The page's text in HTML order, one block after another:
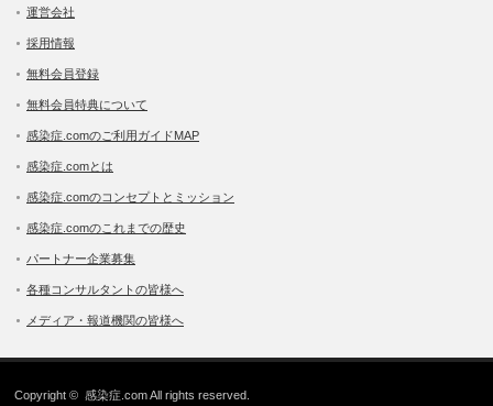
運営会社
採用情報
無料会員登録
無料会員特典について
感染症.comのご利用ガイドMAP
感染症.comとは
感染症.comのコンセプトとミッション
感染症.comのこれまでの歴史
パートナー企業募集
各種コンサルタントの皆様へ
メディア・報道機関の皆様へ
Copyright ©感染症.comAll rights reserved.